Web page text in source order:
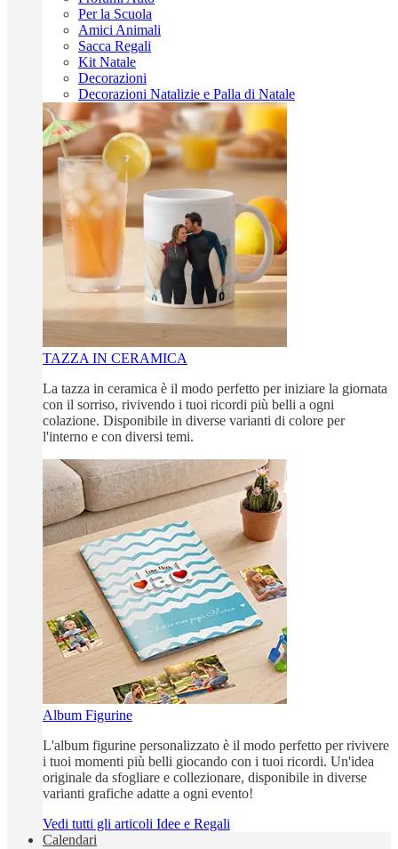
Per la Scuola
Amici Animali
Sacca Regali
Kit Natale
Decorazioni
Decorazioni Natalizie e Palla di Natale
TAZZA IN CERAMICA
La tazza in ceramica è il modo perfetto per iniziare la giornata
con il sorriso, rivivendo i tuoi ricordi più belli a ogni
colazione. Disponibile in diverse varianti di colore per
l'interno e con diversi temi.
Album Figurine
L'album figurine personalizzato è il modo perfetto per rivivere
i tuoi momenti più belli giocando con i tuoi ricordi. Un'idea
originale da sfogliare e collezionare, disponibile in diverse
varianti grafiche adatte a ogni evento!
Vedi tutti gli articoli Idee e Regali
Calendari